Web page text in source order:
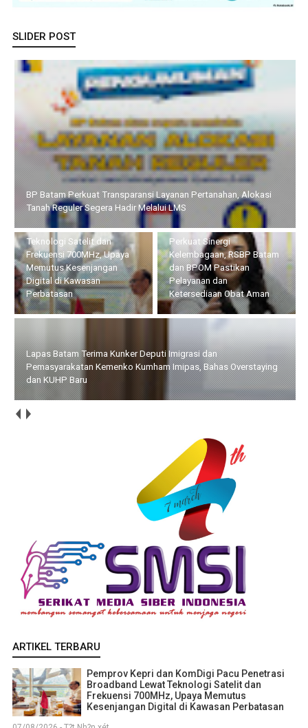
SLIDER POST
Pemprov Kepri dan KomDigi Pacu Penetrasi Broadband Lewat
Teknologi Satelit dan Frekuensi 700MHz, Upaya Memutus
Kesenjangan Digital di Kawasan Perbatasan
Perkuat Sinergi
Kelembagaan, RSBP Batam
dan BPOM Pastikan
Pelayanan dan
Ketersediaan Obat Aman
Lapas Batam Terima Kunker
Deputi Imigrasi dan
Pemasyarakatan Kemenko
Kumham Imipas, Bahas
Overstaying dan KUHP Baru
Bupati Bersama Wabup Natuna Hadiri Kegiatan Bakti Sosial
yang Digelar Tower Bersama Group
ARTIKEL TERBARU
Pemprov Kepri dan KomDigi Pacu Penetrasi
Broadband Lewat Teknologi Satelit dan
Frekuensi 700MHz, Upaya Memutus
Kesenjangan Digital di Kawasan Perbatasan